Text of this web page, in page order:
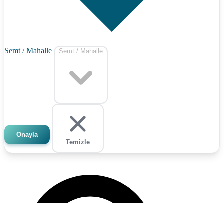
Semt / Mahalle Semt / Mahalle
Onayla
Temizle